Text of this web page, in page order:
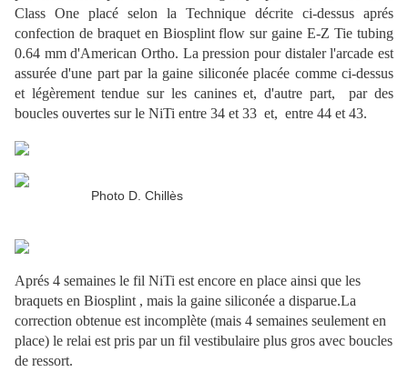
Class One placé selon la Technique décrite ci-dessus aprés
confection de braquet en Biosplint flow sur gaine E-Z Tie tubing
0.64 mm d'American Ortho. La pression pour distaler l'arcade est
assurée d'une part par la gaine siliconée placée comme ci-dessus
et légèrement tendue sur les canines et, d'autre part, par des
boucles ouvertes sur le NiTi entre 34 et 33 et, entre 44 et 43.
Photo D. Chillès
Aprés 4 semaines le fil NiTi est encore en place ainsi que les
braquets en Biosplint , mais la gaine siliconée a disparue.La
correction obtenue est incomplète (mais 4 semaines seulement en
place) le relai est pris par un fil vestibulaire plus gros avec boucles
de ressort.